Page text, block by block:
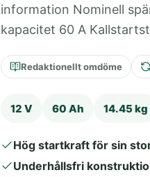
information Nominell
kapacitet 60 A
Redaktionellt omdöme
12 V 60 Ah 14.45 kg
Hög startkraft för sin
Underhållsfri